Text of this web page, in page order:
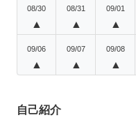
08/30
▲
08/31
▲
09/01
▲
09/06
▲
09/07
▲
09/08
▲
自己紹介